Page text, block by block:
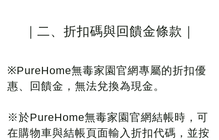
｜二、折扣碼與回饋金條款｜
※PureHome無毒家園官網專屬的折扣優
惠、回饋金，無法兌換為現金。
※於PureHome無毒家園官網結帳時，可
在購物車與結帳頁面輸入折扣代碼，並按